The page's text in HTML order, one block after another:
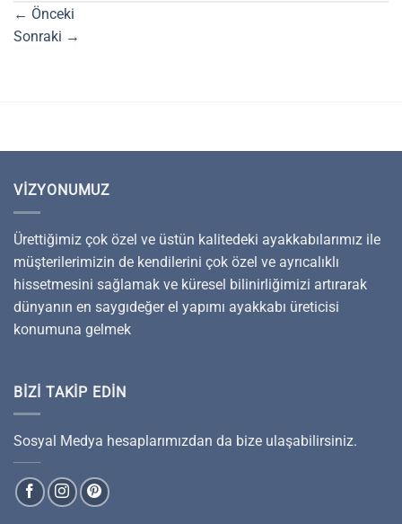
← Önceki
Sonraki →
VIZYONUMUZ
Ürettiğimiz çok özel ve üstün kalitedeki ayakkabılarımız ile
müşterilerimizin de kendilerini çok özel ve ayrıcalıklı
hissetmesini sağlamak ve küresel bilinirliğimizi artırarak
dünyanın en saygıdeğer el yapımı ayakkabı üreticisi
konumuna gelmek
BIZI TAKIP EDIN
Sosyal Medya hesaplarımızdan da bize ulaşabilirsiniz.